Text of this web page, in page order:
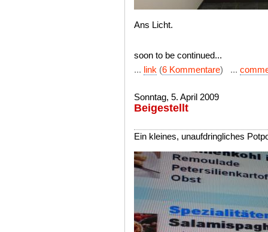
Ans Licht.
soon to be continued...
... link (6 Kommentare) ...
Sonntag, 5. April 2009
Beigestellt
Ein kleines, unaufdringliches